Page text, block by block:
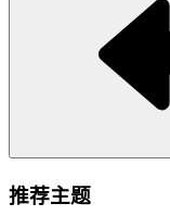
推荐主题